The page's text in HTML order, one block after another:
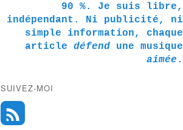
90 %. Je suis libre,
indépendant. Ni publicité, ni
simple information, chaque
article défend une musique
aimée .
SUIVEZ-MOI